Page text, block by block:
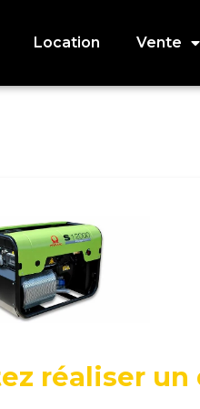
Location Vente
réaliser un